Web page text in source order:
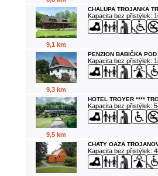
9,1 km
CHALUPA TROJANKA
Kapacita bez přistýlek:
9,3 km
PENZION BABIČKA
Kapacita bez přistýlek:
9,5 km
HOTEL TROYER ****
Kapacita bez přistýlek:
CHATY OAZA
Kapacita bez přistýlek: